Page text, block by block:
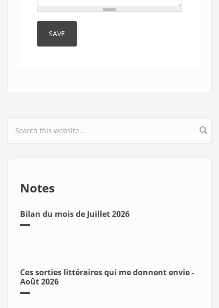
Search form
Notes
Bilan du mois de Juillet 2026
Ces sorties littéraires qui me donnent envie -
Août 2026